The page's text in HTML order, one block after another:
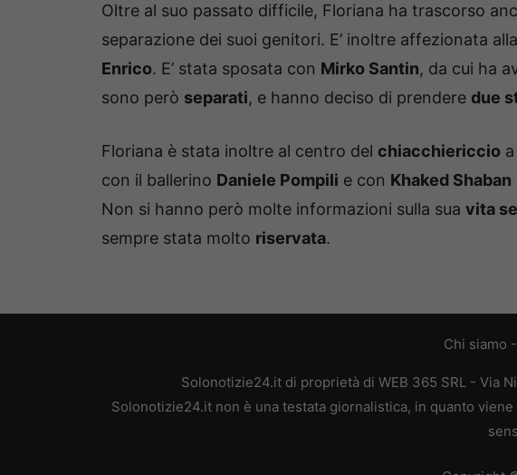
Oltre al suo passato difficile, Floriana ha trascorso
separazione dei suoi genitori. E’ inoltre affezionata
Enrico. E’ stata sposata con Mirko Santin, da cui ha
sono però separati, e hanno deciso di prendere due
Floriana è stata inoltre al centro del chiacchiericcio
con il ballerino Daniele Pompili e con Khaked Shaban
Non si hanno però molte informazioni sulla sua vita
sempre stata molto riservata.
Chi siamo -
Solonotizie24.it di proprietà di WEB 365 SRL - Via
Solonotizie24.it non è una testata giornalistica, in quanto